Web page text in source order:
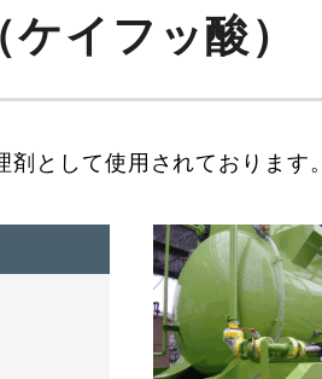
イフッ酸）
として使用されております。